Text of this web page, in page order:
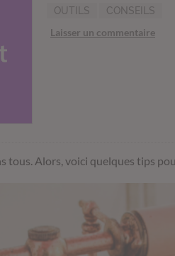
OUTILS CONSEILS
Laisser un commentaire
tous. Alors, voici quelques tips